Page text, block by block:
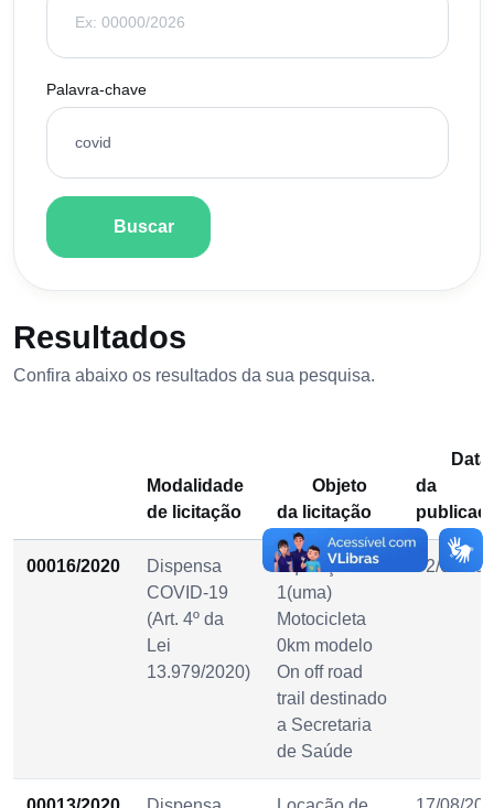
Palavra-chave
Buscar
Resultados
Confira abaixo os resultados da sua pesquisa.
Modalidade
de licitação
Objeto
da licitação
Data
da
00016/2020
Dispensa
COVID-19
(Art. 4º da
Lei
13.979/2020)
Aquisição de
1(uma)
Motocicleta
0km modelo
On off road
trail destinado
a Secretaria
de Saúde
02/09/